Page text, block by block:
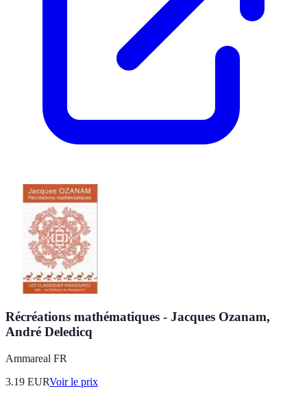
Récréations mathématiques - Jacques Ozanam,
André Deledicq
Ammareal FR
3.19 EURVoir le prix